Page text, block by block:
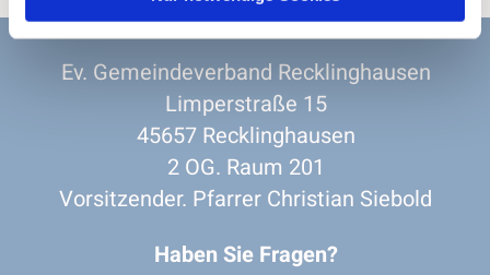
Ev. Gemeindeverband Recklinghausen
Limperstraße 15
45657 Recklinghausen
2 OG. Raum 201
Vorsitzender. Pfarrer Christian Siebold
Haben Sie Fragen?